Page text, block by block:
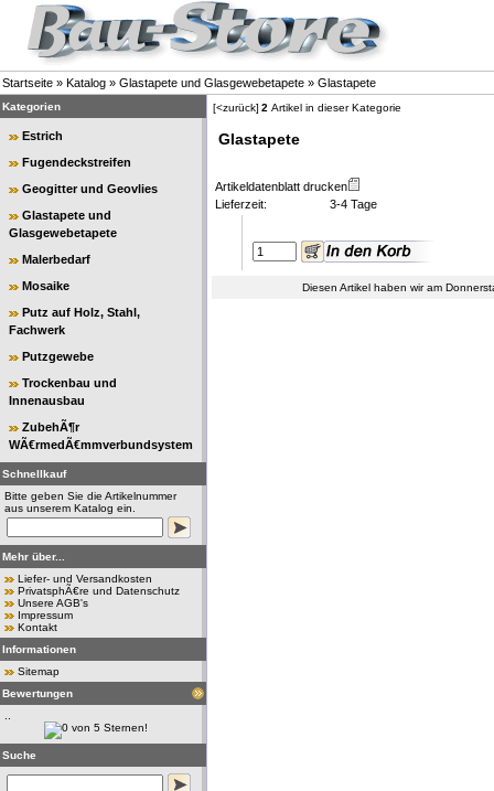
Startseite » Katalog » Glastapete und Glasgewebetapete » Glastapete
Kategorien
Estrich
Fugendeckstreifen
Geogitter und Geovlies
Glastapete und
Glasgewebetapete
Malerbedarf
Mosaike
Putz auf Holz, Stahl,
Fachwerk
Putzgewebe
Trockenbau und
Innenausbau
ZubehÃ¶r
WÃ€rmedÃ€mmverbundsystem
Schnellkauf
Bitte geben Sie die Artikelnummer
aus unserem Katalog ein.
Mehr über...
Liefer- und Versandkosten
PrivatsphÃ€re und Datenschutz
Unsere AGB's
Impressum
Kontakt
Informationen
Sitemap
Bewertungen
Suche
[<zurück] 2 Artikel in dieser Kategorie
Glastapete
Artikeldatenblatt drucken
Lieferzeit:
3-4 Tage
Diesen Artikel haben wir am